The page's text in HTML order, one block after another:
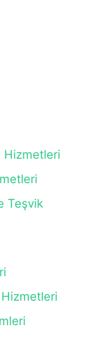
Hizmetleri
Teşvik
Hizmetleri